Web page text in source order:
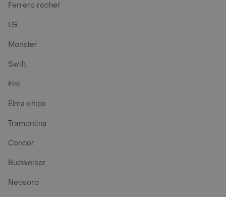
Ferrero rocher
LG
Monster
Swift
Fini
Elma chips
Tramontina
Condor
Budweiser
Neosoro